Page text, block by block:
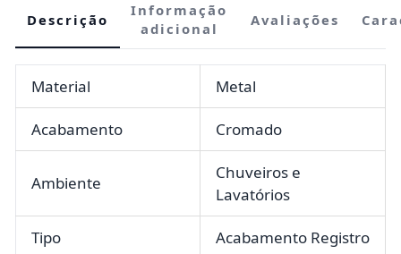
Descrição
Informação
adicional
Avaliações
Material Metal
Acabamento Cromado
Ambiente
Chuveiros e
Lavatórios
Tipo Acabamento Registro